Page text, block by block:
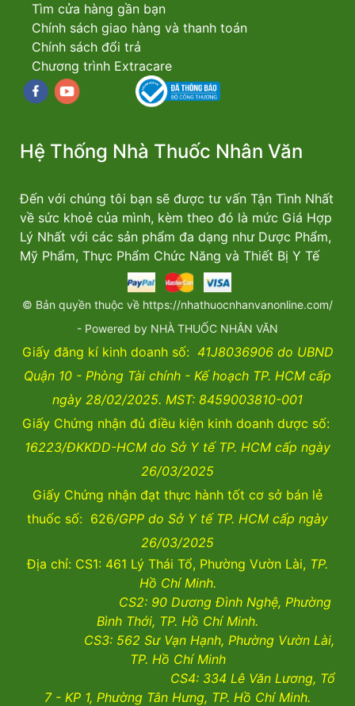
Tìm cửa hàng gần bạn
Chính sách giao hàng và thanh toán
Chính sách đổi trả
Chương trình Extracare
Facebookyoutube
Hệ Thống Nhà Thuốc Nhân Văn
Đến với chúng tôi bạn sẽ được tư vấn Tận Tình Nhất
về sức khoẻ của mình, kèm theo đó là mức Giá Hợp
Lý Nhất với các sản phẩm đa dạng như Dược Phẩm,
Mỹ Phẩm, Thực Phẩm Chức Năng và Thiết Bị Y Tế
© Bản quyền thuộc về https://nhathuocnhanvanonline.com/
- Powered by NHÀ THUỐC NHÂN VĂN
Giấy đăng kí kinh doanh số: 41J8036906 do UBND
Quận 10 - Phòng Tài chính - Kế hoạch TP. HCM cấp
ngày 28/02/2025. MST: 8459003810-001
Giấy Chứng nhận đủ điều kiện kinh doanh dược số:
16223/ĐKKDD-HCM do Sở Y tế TP. HCM cấp ngày
26/03/2025
Giấy Chứng nhận đạt thực hành tốt cơ sở bán lẻ
thuốc số: 626/GPP do Sở Y tế TP. HCM cấp ngày
26/03/2025
Địa chỉ: CS1: 461 Lý Thái Tổ, Phường Vườn Lài, TP.
Hồ Chí Minh.
CS2: 90 Dương Đình Nghệ, Phường
Bình Thới, TP. Hồ Chí Minh.
CS3: 562 Sư Vạn Hạnh, Phường Vườn Lài,
TP. Hồ Chí Minh
CS4: 334 Lê Văn Lương, Tổ
7 - KP 1, Phường Tân Hưng, TP. Hồ Chí Minh.